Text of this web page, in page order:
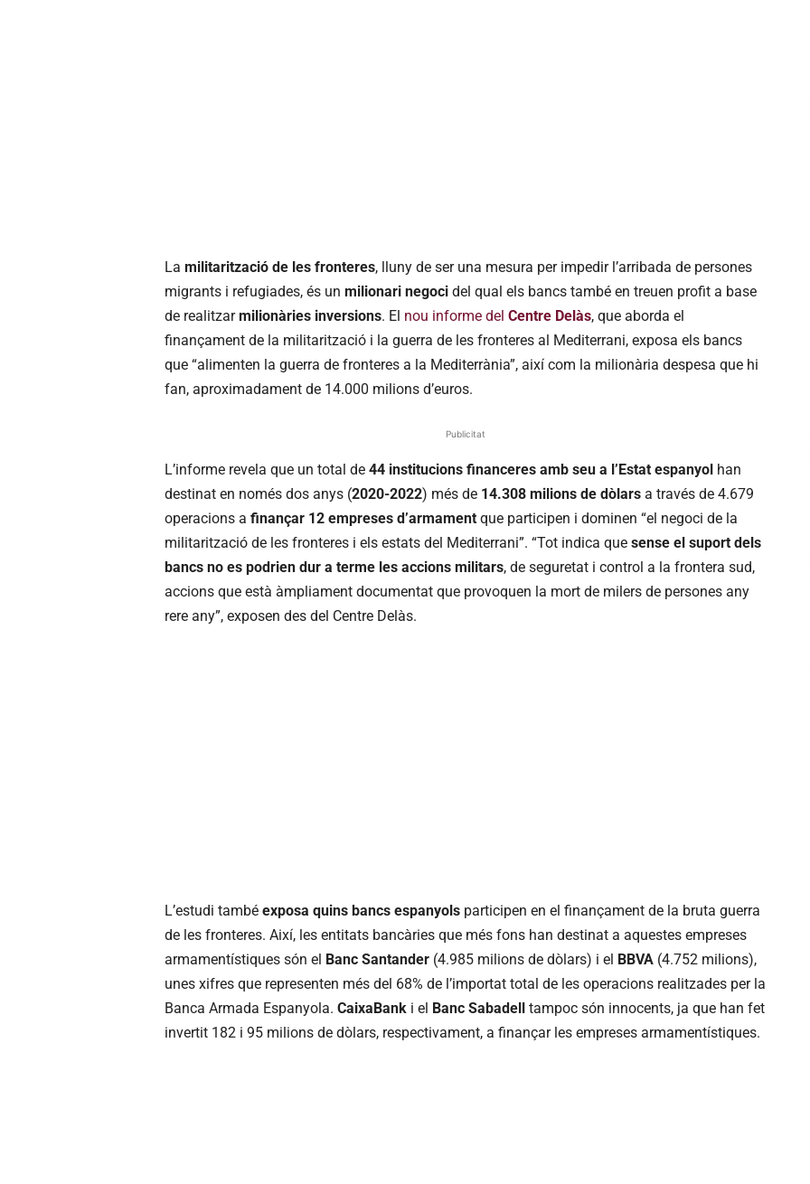
La militarització de les fronteres, lluny de ser una mesura per impedir l’arribada de persones
migrants i refugiades, és un milionari negoci del qual els bancs també en treuen profit a base
de realitzarmilionàries inversions. El nou informe del Centre Delàs, que aborda el
finançament de la militarització i la guerra de les fronteres al Mediterrani, exposa els bancs
que “alimenten la guerra de fronteres a la Mediterrània”, així com la milionària despesa que hi
fan, aproximadament de 14.000 milions d’euros.
Publicitat
L’informe revela que un total de 44 institucions financeres amb seu a l’Estat espanyol han
destinat en només dos anys (2020-2022) més de 14.308 milions de dòlars a través de 4.679
operacions a finançar 12 empreses d’armament que participen i dominen “el negoci de la
militarització de les fronteres i els estats del Mediterrani”. “Tot indica que sense el suport dels
bancs no es podrien dur a terme les accions militars, de seguretat i control a la frontera sud,
accions que està àmpliament documentat que provoquen la mort de milers de persones any
rere any”, exposen des del Centre Delàs.
L’estudi també exposa quins bancs espanyols participen en el finançament de la bruta guerra
de les fronteres. Així, les entitats bancàries que més fons han destinat a aquestes empreses
armamentístiques són el Banc Santander (4.985 milions de dòlars) i el BBVA (4.752 milions),
unes xifres que representen més del 68% de l’importat total de les operacions realitzades per la
Banca Armada Espanyola. CaixaBank i el Banc Sabadell tampoc són innocents, ja que han fet
invertit 182 i 95 milions de dòlars, respectivament, a finançar les empreses armamentístiques.